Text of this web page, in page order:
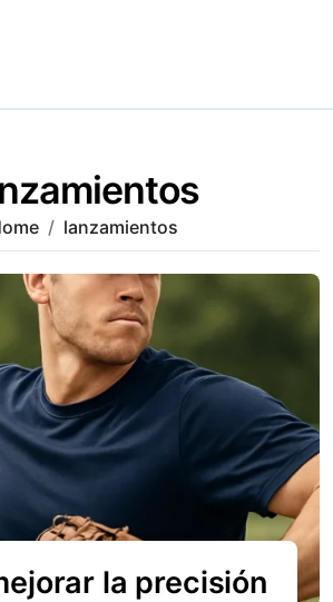
lanzamientos
la precisión